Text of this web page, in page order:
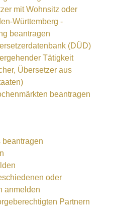
mit Wohnsitz oder
Württemberg -
beantragen
(DÜD)
Tätigkeit
Übersetzer aus
beantragen
beantragen
oder
anmelden
Partnern